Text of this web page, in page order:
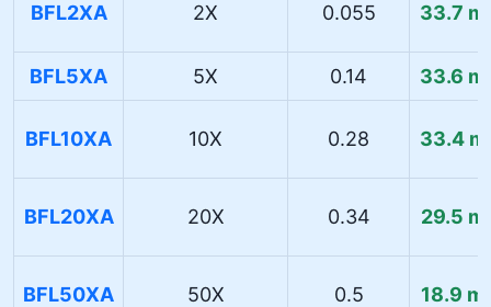
BFL2XA 2X 0.055 33.7
BFL5XA 5X 0.14 33.6
BFL10XA 10X 0.28 33.4
BFL20XA 20X 0.34 29.5
BFL50XA 50X 0.5 18.9